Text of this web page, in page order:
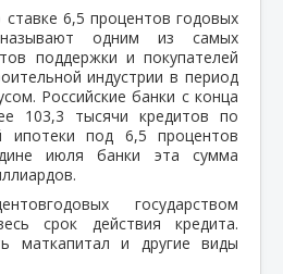
6,5 процентов годовых
одним из самых
поддержки и покупателей
индустрии в период
Российские банки с конца
103,3 тысячи кредитов по
ипотеки под 6,5 процентов
июля банки эта сумма
государством
срок действия кредита.
маткапитал и другие виды